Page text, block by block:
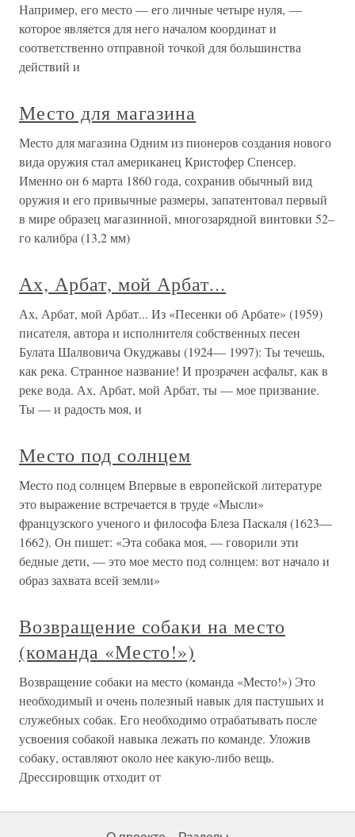
Например, его место — его личные четыре нуля, —
которое является для него началом координат и
соответственно отправной точкой для большинства
действий и
Место для магазина
Место для магазина Одним из пионеров создания нового
вида оружия стал американец Кристофер Спенсер.
Именно он 6 марта 1860 года, сохранив обычный вид
оружия и его привычные размеры, запатентовал первый
в мире образец магазинной, многозарядной винтовки 52–
го калибра (13,2 мм)
Ах, Арбат, мой Арбат...
Ах, Арбат, мой Арбат... Из «Песенки об Арбате» (1959)
писателя, автора и исполнителя собственных песен
Булата Шалвовича Окуджавы (1924— 1997): Ты течешь,
как река. Странное название! И прозрачен асфальт, как в
реке вода. Ах, Арбат, мой Арбат, ты — мое призвание.
Ты — и радость моя, и
Место под солнцем
Место под солнцем Впервые в европейской литературе
это выражение встречается в труде «Мысли»
французского ученого и философа Блеза Паскаля (1623—
1662). Он пишет: «Эта собака моя, — говорили эти
бедные дети, — это мое место под солнцем: вот начало и
образ захвата всей земли»
Возвращение собаки на место
(команда «Место!»)
Возвращение собаки на место (команда «Место!») Это
необходимый и очень полезный навык для пастушьих и
служебных собак. Его необходимо отрабатывать после
усвоения собакой навыка лежать по команде. Уложив
собаку, оставляют около нее какую-либо вещь.
Дрессировщик отходит от